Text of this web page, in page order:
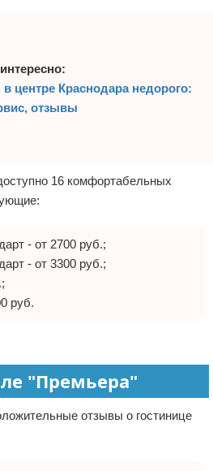
центре Краснодара недорого:
отзывы
16 комфортабельных
- от 2700 руб.;
- от 3300 руб.;
руб.
"Премьера"
отзывы о гостинице